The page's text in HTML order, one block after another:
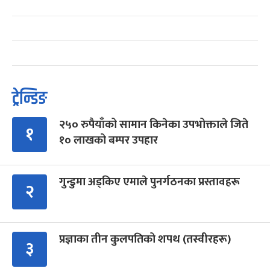
ट्रेन्डिङ
१
२५० रुपैयाँको सामान किनेका उपभोक्ताले जिते
१० लाखको बम्पर उपहार
२ गुन्डुमा अड्किए एमाले पुनर्गठनका प्रस्तावहरू
३ प्रज्ञाका तीन कुलपतिको शपथ (तस्वीरहरू)